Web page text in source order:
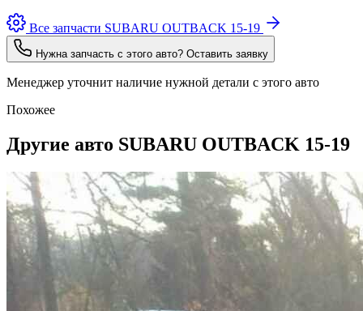
Все запчасти SUBARU OUTBACK 15-19
Нужна запчасть с этого авто? Оставить заявку
Менеджер уточнит наличие нужной детали с этого авто
Похожее
Другие авто SUBARU OUTBACK 15-19